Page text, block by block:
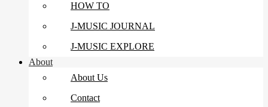
HOW TO
J-MUSIC JOURNAL
J-MUSIC EXPLORE
About
About Us
Contact